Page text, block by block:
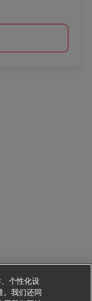
个性化设
。我们还同